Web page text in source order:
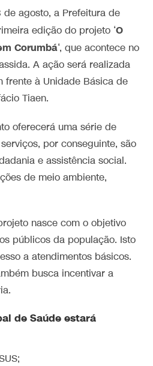
agosto, a Prefeitura de
edição do projeto ‘O
Corumbá‘, que acontece no
A ação será realizada
frente à Unidade Básica de
Tiaen.
oferecerá uma série de
por conseguinte, são
e assistência social.
de meio ambiente,
nasce com o objetivo
públicos da população. Isto
a atendimentos básicos.
busca incentivar a
de Saúde estará